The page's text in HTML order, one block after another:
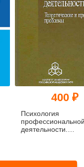
400 ₽
Психология
профессиональной
деятельности.